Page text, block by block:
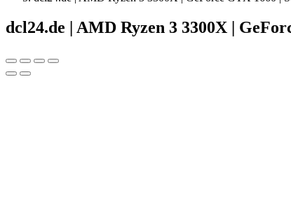
dcl24.de | AMD Ryzen 3 3300X |